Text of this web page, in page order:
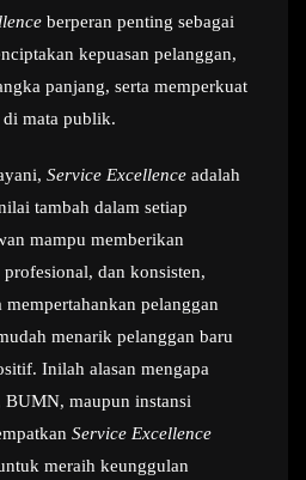
berperan penting sebagai
kepuasan pelanggan,
panjang, serta memperkuat
di mata publik.
Service Excellence adalah
tambah dalam setiap
mampu memberikan
dan konsisten,
pelanggan
menarik pelanggan baru
Inilah alasan mengapa
BUMN, maupun instansi
Service Excellence
meraih keunggulan